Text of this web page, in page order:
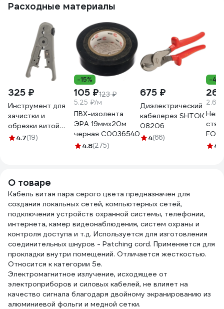
Расходные материалы
325 ₽
Инструмент для
зачистки и
обрезки витой
пары REXANT 12-
4.7(19)
-15%
105 ₽123 ₽
5.25 ₽/м
ПВХ-изолента
ЭРА 19ммх20м
черная C0036540
4.8(275)
675 ₽
Диэлектрический
кабелерез SHTOK
08206
4(66)
-
2.69
4.4
О товаре
Кабель витая пара серого цвета предназначен для
создания локальных сетей, компьютерных сетей,
подключения устройств охранной системы, телефонии,
интернета, камер видеонаблюдения, систем охраны и
контроля доступа и т.д. Используется для изготовления
соединительных шнуров - Patching cord. Применяется для
прокладки внутри помещений. Отличается жесткостью.
Относится к категории 5е.
Электромагнитное излучение, исходящее от
электроприборов и силовых кабелей, не влияет на
качество сигнала благодаря двойному экранированию из
алюминиевой фольги и медной сетки.